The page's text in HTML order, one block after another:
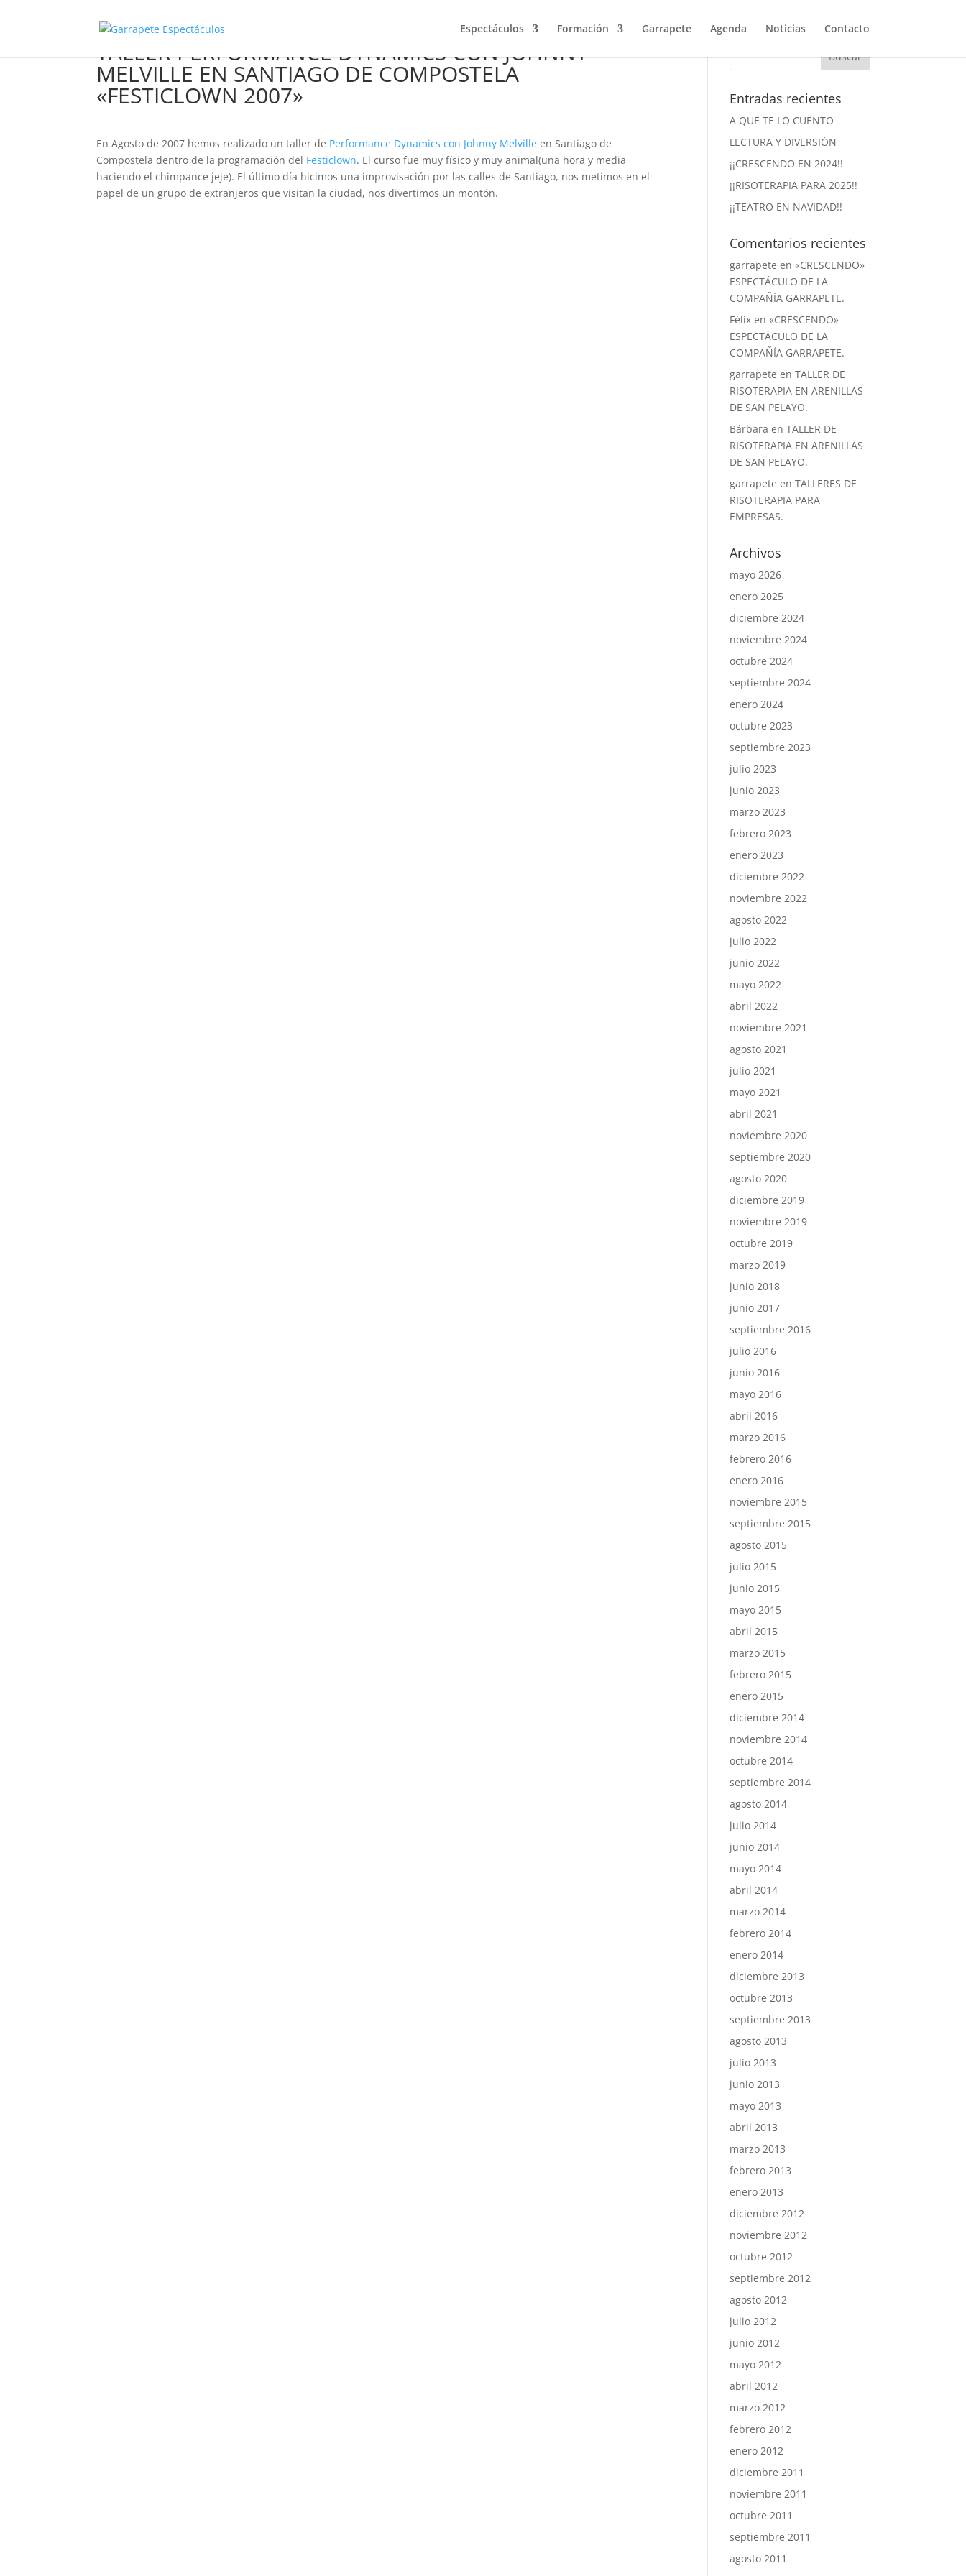
Espectáculos Formación Garrapete Agenda Noticias Contacto
TALLER PERFORMANCE DYNAMICS CON JOHNNY
MELVILLE EN SANTIAGO DE COMPOSTELA
«FESTICLOWN 2007»
En Agosto de 2007 hemos realizado un taller de Performance Dynamics con Johnny Melville en Santiago de
Compostela dentro de la programación del Festiclown. El curso fue muy físico y muy animal(una hora y media
haciendo el chimpance jeje). El último día hicimos una improvisación por las calles de Santiago, nos metimos en el
papel de un grupo de extranjeros que visitan la ciudad, nos divertimos un montón.
Entradas recientes
A QUE TE LO CUENTO
LECTURA Y DIVERSIÓN
¡¡CRESCENDO EN 2024!!
¡¡RISOTERAPIA PARA 2025!!
¡¡TEATRO EN NAVIDAD!!
Comentarios recientes
garrapete en«CRESCENDO»
ESPECTÁCULO DE LA
COMPAÑÍA GARRAPETE.
Félix en«CRESCENDO»
ESPECTÁCULO DE LA
COMPAÑÍA GARRAPETE.
garrapete enTALLER DE
RISOTERAPIA EN ARENILLAS
DE SAN PELAYO.
Bárbara enTALLER DE
RISOTERAPIA EN ARENILLAS
DE SAN PELAYO.
garrapete enTALLERES DE
RISOTERAPIA PARA
EMPRESAS.
Archivos
mayo 2026
enero 2025
diciembre 2024
noviembre 2024
octubre 2024
septiembre 2024
enero 2024
octubre 2023
septiembre 2023
julio 2023
junio 2023
marzo 2023
febrero 2023
enero 2023
diciembre 2022
noviembre 2022
agosto 2022
julio 2022
junio 2022
mayo 2022
abril 2022
noviembre 2021
agosto 2021
julio 2021
mayo 2021
abril 2021
noviembre 2020
septiembre 2020
agosto 2020
diciembre 2019
noviembre 2019
octubre 2019
marzo 2019
junio 2018
junio 2017
septiembre 2016
julio 2016
junio 2016
mayo 2016
abril 2016
marzo 2016
febrero 2016
enero 2016
noviembre 2015
septiembre 2015
agosto 2015
julio 2015
junio 2015
mayo 2015
abril 2015
marzo 2015
febrero 2015
enero 2015
diciembre 2014
noviembre 2014
octubre 2014
septiembre 2014
agosto 2014
julio 2014
junio 2014
mayo 2014
abril 2014
marzo 2014
febrero 2014
enero 2014
diciembre 2013
octubre 2013
septiembre 2013
agosto 2013
julio 2013
junio 2013
mayo 2013
abril 2013
marzo 2013
febrero 2013
enero 2013
diciembre 2012
noviembre 2012
octubre 2012
septiembre 2012
agosto 2012
julio 2012
junio 2012
mayo 2012
abril 2012
marzo 2012
febrero 2012
enero 2012
diciembre 2011
noviembre 2011
octubre 2011
septiembre 2011
agosto 2011